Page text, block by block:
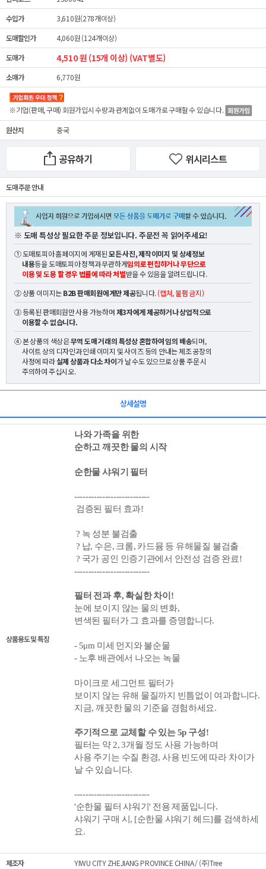
수입가
3,610원(278개이상)
도매할인가
4,060원 (124개이상)
도매가
4,510 원 (15개 이상) (VAT별도)
소매가 6,770원
※기업(판매, 구매) 회원가입시 수량과 관계없이도매가로 구매할 수 있습니다.
원산지 중국
공유하기 위시리스트
도매 주문 안내
※ 도매 특성상 필요한 주문 정보입니다. 주문전 꼭 읽어주세요!
① 도매토피아 홈페이지에 게재된모든 사진, 제작이미지 및 상세정보
내용등을 도매토피아 정책과 무관하게임의로 편집하거나 무단으로
이용 및 도용 할 경우 법률에 따라 처벌받을 수 있음을 알려드립니다.
② 상품 이미지는B2B 판매회원에게만 제공됩니다.(캡쳐, 불펌 금지)
③ 등록된 판매회원만 사용 가능하며제3자에게 제공하거나 상업적으로
이용할 수 없습니다.
④ 본 상품의 색상은무역 도매 거래의 특성상 혼합하여 임의 배송되며,
사이트 상의 디자인과 인쇄 이미지 및 사이즈 등의 안내는 제조 공장의
사정에 따라실제 상품과 다소 차이가 날 수도 있으므로 상품 주문 시
주의하여 주십시오.
상세설명
상품용도 및 특징
나와 가족을 위한
순하고 깨끗한 물의 시작
순한물 샤워기 필터
---------------------------
검증된 필터 효과!
? 녹 성분 불검출
? 납, 수은, 크롬, 카드뮴 등 유해물질 불검출
? 국가 공인 인증기관에서 안전성 검증 완료!
---------------------------
필터 전과 후, 확실한 차이!
눈에 보이지 않는 물의 변화,
변색된 필터가 그 효과를 증명합니다.
- 5μm 미세 먼지와 불순물
- 노후 배관에서 나오는 녹물
마이크로 세그먼트 필터가
보이지 않는 유해 물질까지 빈틈없이 여과합니다.
지금, 깨끗한 물의 기준을 경험하세요.
주기적으로 교체할 수 있는 5p 구성!
필터는 약 2, 3개월 정도 사용 가능하며
사용 주기는 수질 환경, 사용 빈도에 따라 차이가
날 수 있습니다.
---------------------------
'순한물 필터 샤워기' 전용 제품입니다.
샤워기 구매 시, [순한물 샤워기 헤드]를 검색하세
요.
제조자 YIWU CITY ZHEJIANG PROVINCE CHINA / (주)Tree